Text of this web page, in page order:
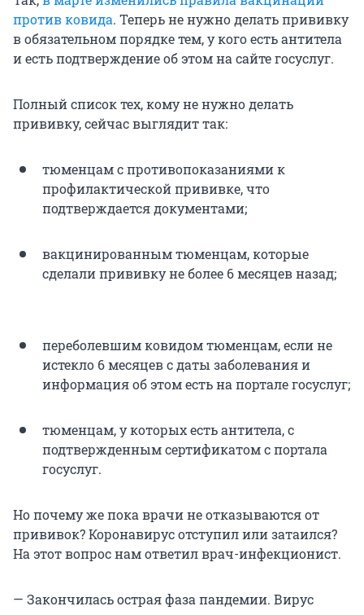
против ковида. Теперь не нужно делать прививку
в обязательном порядке тем, у кого есть антитела
и есть подтверждение об этом на сайте госуслуг.
Полный список тех, кому не нужно делать
прививку, сейчас выглядит так:
тюменцам с противопоказаниями к
профилактической прививке, что
подтверждается документами;
вакцинированным тюменцам, которые
сделали прививку не более 6 месяцев назад;
переболевшим ковидом тюменцам, если не
истекло 6 месяцев с даты заболевания и
информация об этом есть на портале госуслуг;
тюменцам, у которых есть антитела, с
подтвержденным сертификатом с портала
госуслуг.
Но почему же пока врачи не отказываются от
прививок? Коронавирус отступил или затаился?
На этот вопрос нам ответил врач-инфекционист.
— Закончилась острая фаза пандемии. Вирус